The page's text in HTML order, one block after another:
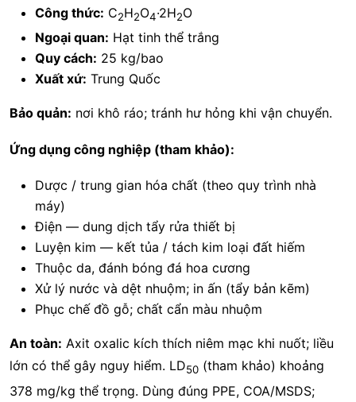
Công thức: C2H2O4·2H2O
Ngoại quan: Hạt tinh thể trắng
Quy cách: 25 kg/bao
Xuất xứ: Trung Quốc
Bảo quản: nơi khô ráo; tránh hư hỏng khi vận chuyển.
Ứng dụng công nghiệp (tham khảo):
Dược / trung gian hóa chất (theo quy trình nhà
máy)
Điện — dung dịch tẩy rửa thiết bị
Luyện kim — kết tủa / tách kim loại đất hiếm
Thuộc da, đánh bóng đá hoa cương
Xử lý nước và dệt nhuộm; in ấn (tẩy bản kẽm)
Phục chế đồ gỗ; chất cẩn màu nhuộm
An toàn: Axit oxalic kích thích niêm mạc khi nuốt; liều
lớn có thể gây nguy hiểm. LD50 (tham khảo) khoảng
378 mg/kg thể trọng. Dùng đúng PPE, COA/MSDS;